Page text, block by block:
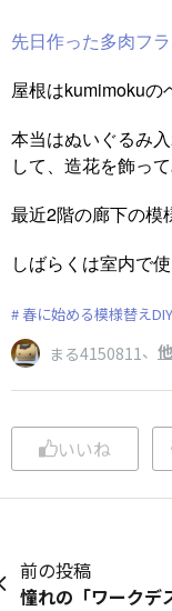
先日作った多肉フ
屋根はkumimokuの
本当はぬいぐるみ
して、造花を飾っ
最近2階の廊下の模
しばらくは室内で
春に始める模様替えDIY
まる4150811 、
いいね
前の投稿
憧れの「ワークデ